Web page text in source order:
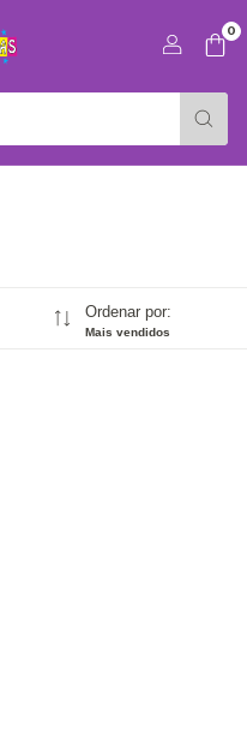
0
Ordenar por:
Mais vendidos